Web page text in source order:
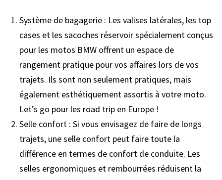
Système de bagagerie : Les valises latérales, les top
cases et les sacoches réservoir spécialement conçus
pour les motos BMW offrent un espace de
rangement pratique pour vos affaires lors de vos
trajets. Ils sont non seulement pratiques, mais
également esthétiquement assortis à votre moto.
Let’s go pour les road trip en Europe !
Selle confort : Si vous envisagez de faire de longs
trajets, une selle confort peut faire toute la
différence en termes de confort de conduite. Les
selles ergonomiques et rembourrées réduisent la